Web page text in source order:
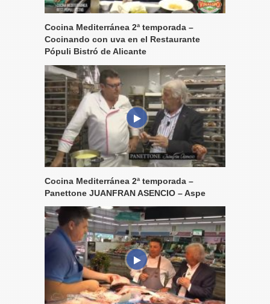
Cocina Mediterránea 2ª temporada –
Cocinando con uva en el Restaurante
Pópuli Bistró de Alicante
Cocina Mediterránea 2ª temporada –
Panettone JUANFRAN ASENCIO – Aspe